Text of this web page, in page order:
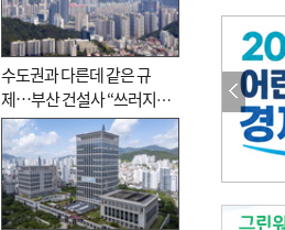
수도권과 다른데 같은 규
제…부산 건설사 “쓰러지기
직전”